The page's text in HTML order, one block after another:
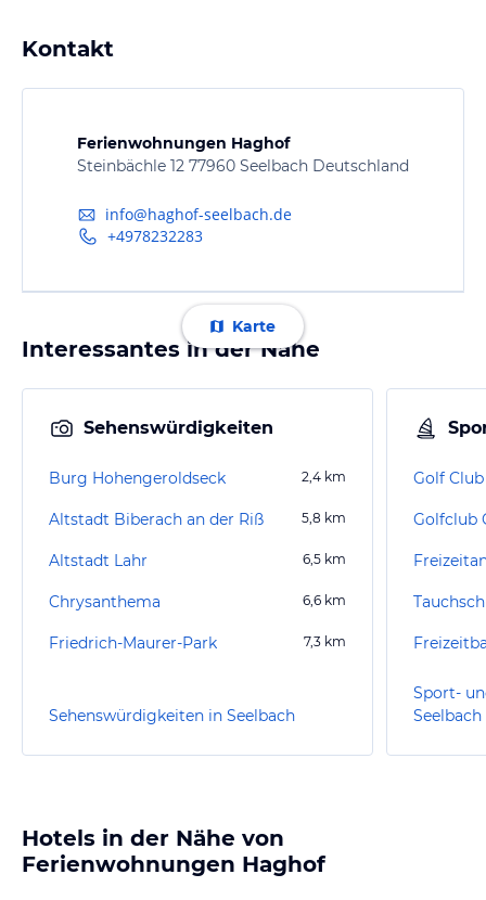
Kontakt
Ferienwohnungen Haghof
Steinbächle 12 77960 Seelbach Deutschland
info@haghof-seelbach.de
+4978232283
Karte
Interessantes in der Nähe
Sehenswürdigkeiten
Burg Hohengeroldseck 2,4 km
Altstadt Biberach an der Riß 5,8 km
Altstadt Lahr 6,5 km
Chrysanthema 6,6 km
Friedrich-Maurer-Park 7,3 km
Sehenswürdigkeiten in Seelbach
Golf
Golfclub
Sport-
Seelbach
Hotels in der Nähe von
Ferienwohnungen Haghof